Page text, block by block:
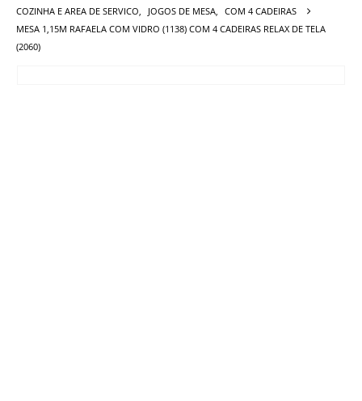
COZINHA E AREA DE SERVICO
JOGOS DE MESA
COM 4 CADEIRAS
MESA 1,15M RAFAELA COM VIDRO (1138) COM 4 CADEIRAS RELAX DE TELA
(2060)